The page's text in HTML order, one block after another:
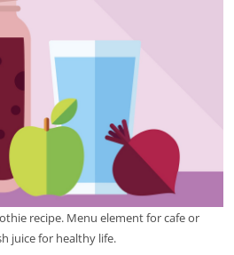
recipe. Menu element for cafe or
juice for healthy life.